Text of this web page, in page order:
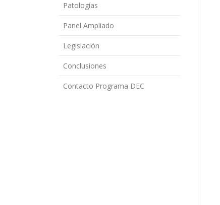
Patologías
Panel Ampliado
Legislación
Conclusiones
Contacto Programa DEC